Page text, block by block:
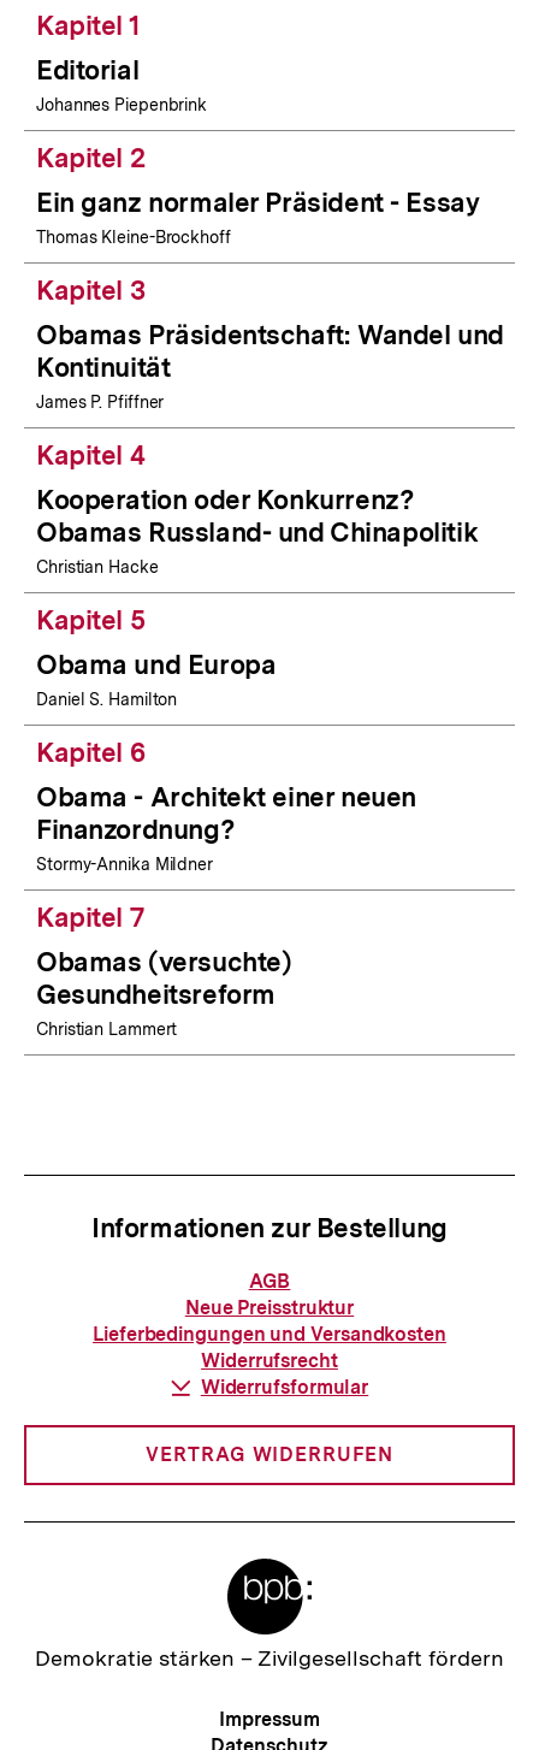
Kapitel 1
Editorial
Johannes Piepenbrink
Kapitel 2
Ein ganz normaler Präsident - Essay
Thomas Kleine-Brockhoff
Kapitel 3
Obamas Präsidentschaft: Wandel und
Kontinuität
James P. Pfiffner
Kapitel 4
Kooperation oder Konkurrenz?
Obamas Russland- und Chinapolitik
Christian Hacke
Kapitel 5
Obama und Europa
Daniel S. Hamilton
Kapitel 6
Obama - Architekt einer neuen
Finanzordnung?
Stormy-Annika Mildner
Kapitel 7
Obamas (versuchte)
Gesundheitsreform
Christian Lammert
Informationen zur Bestellung
Informationen
zur
Bestellung
AGB
Neue Preisstruktur
Lieferbedingungen und Versandkosten
Widerrufsrecht
Download-
Widerrufsformular
VERTRAG WIDERRUFEN
Zur
Demokratie stärken – Zivilgesellschaft fördern
Meta-
Navigation
Impressum